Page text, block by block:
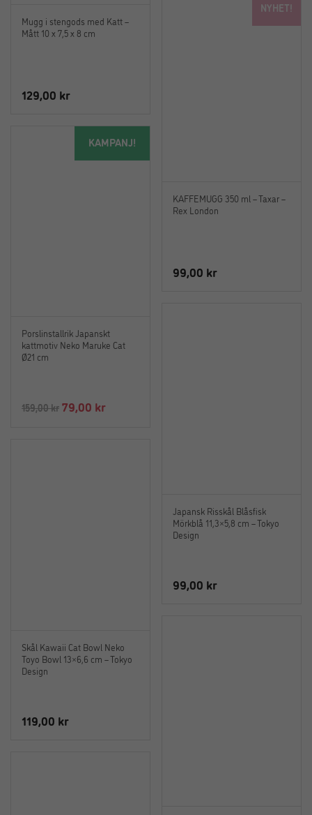
Mugg i stengods med Katt –
Mått 10 x 7,5 x 8 cm
129,00 kr
NYHET!
KAFFEMUGG 350 ml – Taxar –
Rex London
99,00 kr
KAMPANJ!
Porslinstallrik Japanskt
kattmotiv Neko Maruke Cat
Ø21 cm
159,00kr Det
79,00 krDet
Japansk Risskål Blåsfisk
Mörkblå 11,3×5,8 cm – Tokyo
Design
99,00 kr
Skål Kawaii Cat Bowl Neko
Toyo Bowl 13×6,6 cm – Tokyo
Design
119,00 kr